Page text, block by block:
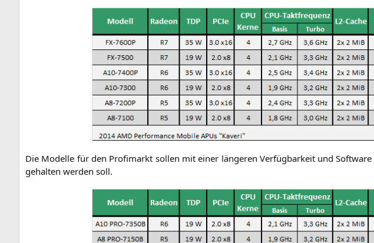
Die Model­le für den Pro­fi­markt sol­len mit einer län­ge­ren Ver­füg­bar­keit und
gehal­ten wer­den soll.